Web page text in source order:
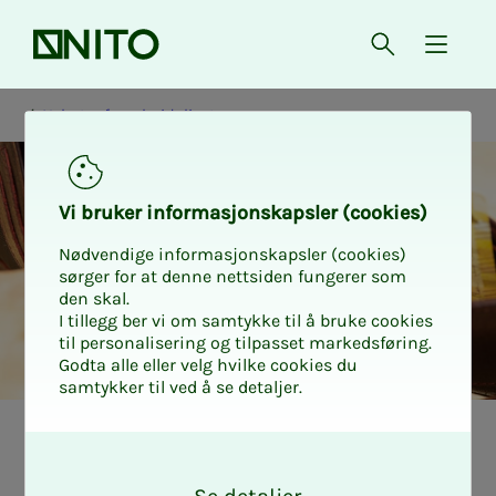
Forsiden Åpne søk
{
Nyheter fra arbeidslivet
Vi bru­­­ker in­­­for­­­ma­­­sjons­­­kaps­­­­­ler (cookies)
Nødvendige informasjonskapsler (cookies)
sørger for at denne nettsiden fungerer som
den skal.
I tillegg ber vi om samtykke til å bruke cookies
til personalisering og tilpasset markedsføring.
Godta alle eller velg hvilke cookies du
samtykker til ved å se detaljer.